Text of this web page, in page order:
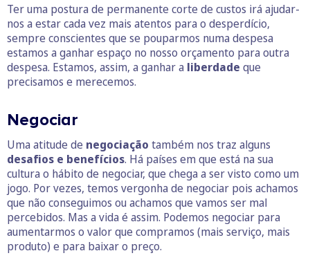
Ter uma postura de permanente corte de custos irá ajudar-
nos a estar cada vez mais atentos para o desperdício,
sempre conscientes que se pouparmos numa despesa
estamos a ganhar espaço no nosso orçamento para outra
despesa. Estamos, assim, a ganhar a liberdade que
precisamos e merecemos.
Negociar
Uma atitude de negociação também nos traz alguns
desafios e benefícios. Há países em que está na sua
cultura o hábito de negociar, que chega a ser visto como um
jogo. Por vezes, temos vergonha de negociar pois achamos
que não conseguimos ou achamos que vamos ser mal
percebidos. Mas a vida é assim. Podemos negociar para
aumentarmos o valor que compramos (mais serviço, mais
produto) e para baixar o preço.